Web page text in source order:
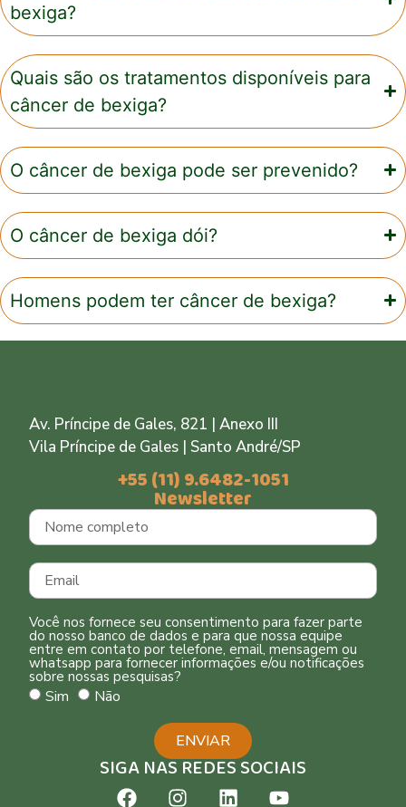
bexiga?
Quais são os tratamentos disponíveis para
câncer de bexiga?
O câncer de bexiga pode ser prevenido?
O câncer de bexiga dói?
Homens podem ter câncer de bexiga?
Av. Príncipe de Gales, 821 | Anexo III
Vila Príncipe de Gales | Santo André/SP
+55 (11) 9.6482-1051
Newsletter
Você nos fornece seu consentimento para fazer parte
do nosso banco de dados e para que nossa equipe
entre em contato por telefone, email, mensagem ou
whatsapp para fornecer informações e/ou notificações
sobre nossas pesquisas?
Sim Não
ENVIAR
SIGA NAS REDES SOCIAIS